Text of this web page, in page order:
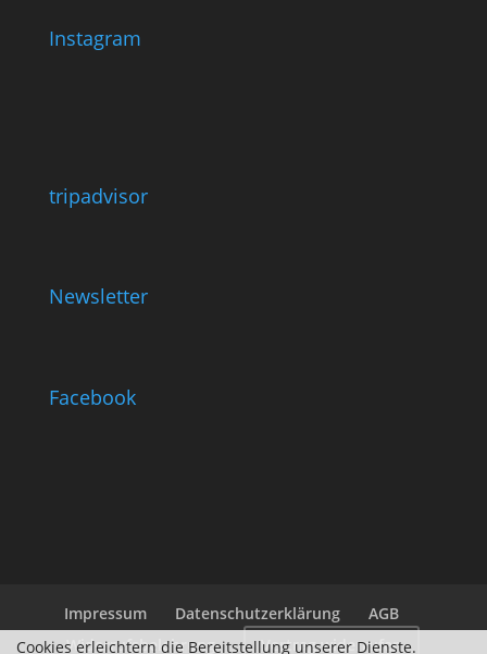
Instagram
tripadvisor
Newsletter
Facebook
Impressum Datenschutzerklärung
AGB
Widerrufsbelehrung
Vertrag widerrufen
Cookies erleichtern die Bereitstellung unserer Dienste.